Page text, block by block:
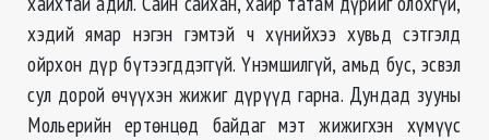
хэдий ямар нэгэн гэмтэй ч хүнийхээ хувьд сэтгэлд
ойрхон дүр бүтээгддэггүй. Үнэмшилгүй, амьд бус, эсвэл
сул дорой өчүүхэн жижиг дүрүүд гарна. Дундад зууны
Мольерийн ертөнцөд байдаг мэт жижигхэн хүмүүс